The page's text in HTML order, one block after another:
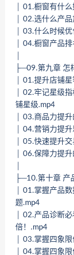
│ 01.橱窗有什
│ 02.选什么产
│ 03.什么时候
│ 04.橱窗产品
├─09.第九章 怎
│ 01.提升店铺
│ 02.牢记星级
铺星级.mp4
│ 03.商品力提
│ 04.营销力提
│ 05.快速提升
│ 06.保障力提
├─10.第十章 产
│ 01.掌握产品
题.mp4
│ 02.产品诊断
倍！.mp4
│ 03.掌握四象
│ 04.掌握四象